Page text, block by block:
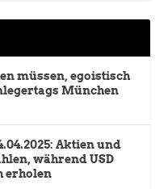
müssen, egoistisch
München
Aktien und
während USD
erholen